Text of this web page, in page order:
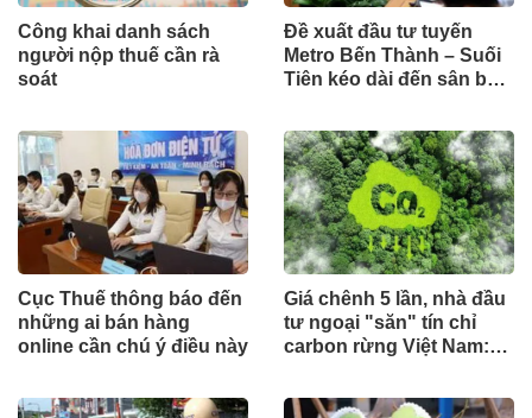
Công khai danh sách
người nộp thuế cần rà
soát
Đề xuất đầu tư tuyến
Metro Bến Thành – Suối
Tiên kéo dài đến sân bay
thức công trình cấp bách
Cục Thuế thông báo đến
những ai bán hàng
online cần chú ý điều này
Giá chênh 5 lần, nhà đầu
tư ngoại "săn" tín chỉ
carbon rừng Việt Nam: